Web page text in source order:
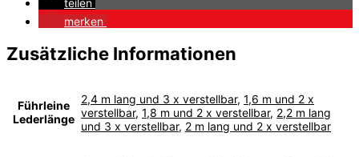
teilen
merken
Zusätzliche Informationen
Führleine
Lederlänge
2,4 m lang und 3 x verstellbar, 1,6 m und 2 x
verstellbar, 1,8 m und 2 x verstellbar, 2,2 m lang
und 3 x verstellbar, 2 m lang und 2 x verstellbar